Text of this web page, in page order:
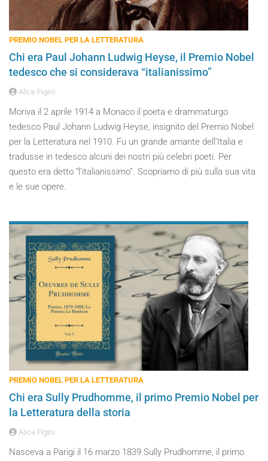
PREMIO NOBEL PER LA LETTERATURA
Chi era Paul Johann Ludwig Heyse, il Premio Nobel
tedesco che si considerava “italianissimo”
Alice Figini
Moriva il 2 aprile 1914 a Monaco il poeta e drammaturgo
tedesco Paul Johann Ludwig Heyse, insignito del Premio Nobel
per la Letteratura nel 1910. Fu un grande amante dell’Italia e
tradusse in tedesco alcuni dei nostri più celebri poeti. Per
questo era detto “l’italianissimo”. Scopriamo di più sulla sua vita
e le sue opere.
PREMIO NOBEL PER LA LETTERATURA
Chi era Sully Prudhomme, il primo Premio Nobel per
la Letteratura della storia
Alice Figini
Nasceva a Parigi il 16 marzo 1839 Sully Prudhomme, il primo